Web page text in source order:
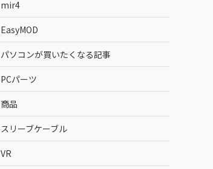
mir4
EasyMOD
パソコンが買いたくなる記事
PCパーツ
商品
スリーブケーブル
VR